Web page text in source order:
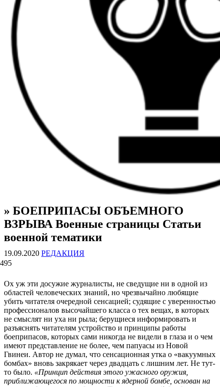
ВОЕННЫЕ СТРАНИЦЫ
СТАТЬИ ВОЕННОЙ ТЕМАТИКИ
» БОЕПРИПАСЫ ОБЪЕМНОГО
ВЗРЫВА Военные страницы Статьи
военной тематики
19.09.2020 РЕДАКЦИЯ
495
Ох уж эти досужие журналисты, не сведущие ни в одной из
областей человеческих знаний, но чрезвычайно любящие
убить читателя очередной сенсацией; судящие с уверенностью
профессионалов высочайшего класса о тех вещах, в которых
не смыслят ни уха ни рыла; берущиеся информировать и
разъяснять читателям устройство и принципы работы
боеприпасов, которых сами никогда не видели в глаза и о чем
имеют представление не более, чем папуасы из Новой
Гвинеи. Автор не думал, что сенсационная утка о «вакуумных
бомбах» вновь закрякает через двадцать с лишним лет. Не тут-
то было. «Принцип действия этого ужасного оружия,
приближающегося по мощности к ядерной бомбе, основан на